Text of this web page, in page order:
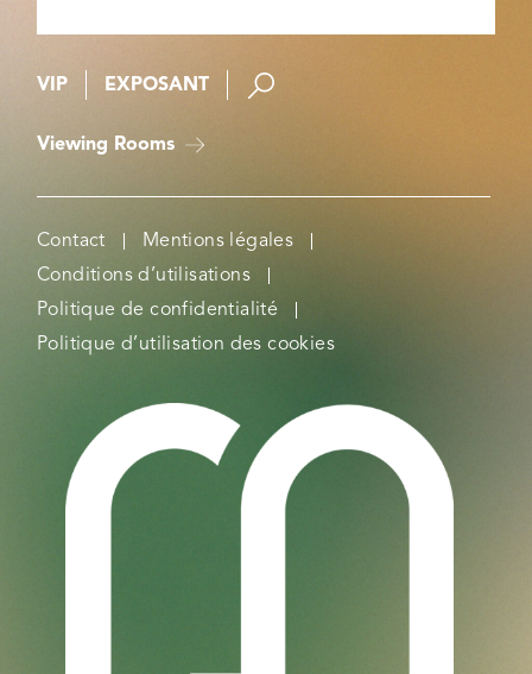
VIP EXPOSANT
Viewing Rooms
Contact
Mentions légales
Conditions d’utilisations
Politique de confidentialité
Politique d’utilisation des cookies